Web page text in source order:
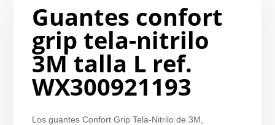
Guantes confort
grip tela-nitrilo
3M talla L ref.
WX300921193
Los guantes Confort Grip Tela-Nitrilo de 3M,